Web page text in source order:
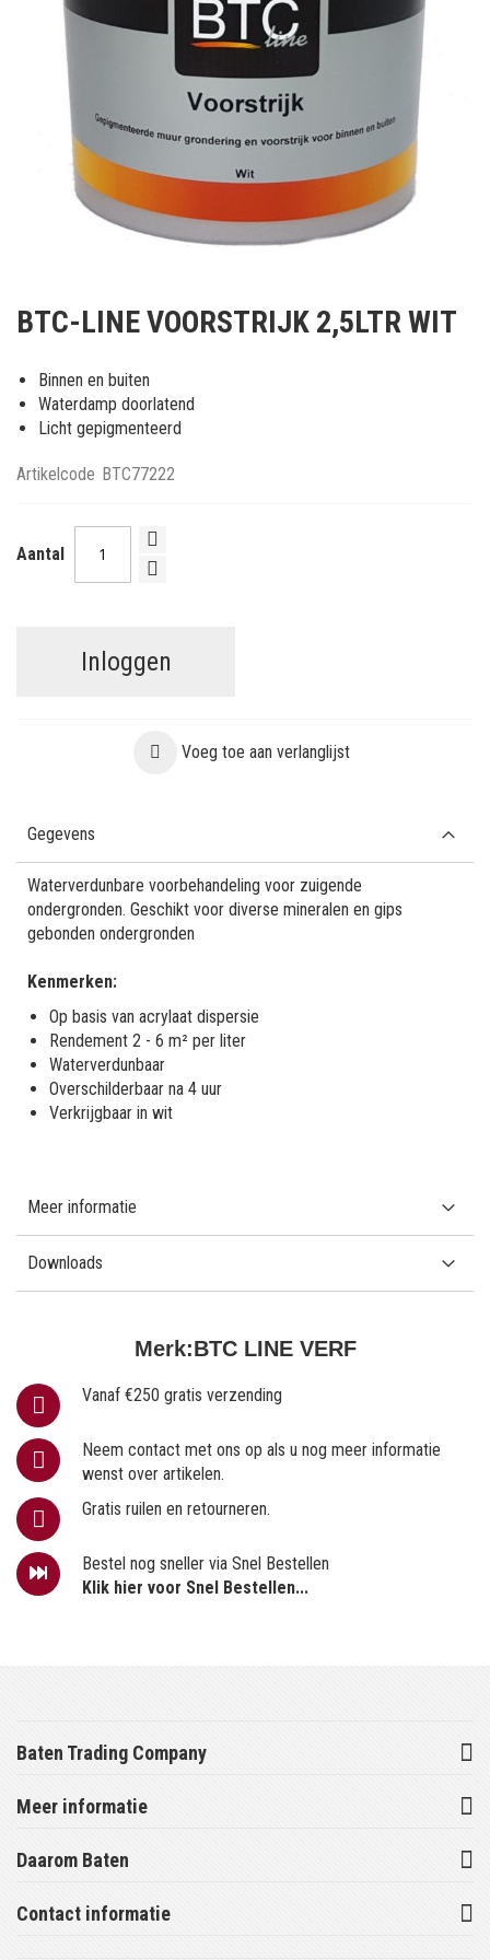
het
van
de
afbeeldingen-
BTC-LINE VOORSTRIJK 2,5LTR WIT
Binnen en buiten
Waterdamp doorlatend
Licht gepigmenteerd
Artikelcode BTC77222
Aantal
Inloggen
Voeg toe aan verlanglijst
Merk:BTC LINE VERF
Vanaf €250 gratis verzending
Neem contact met ons op als u nog meer informatie
wenst over artikelen.
Gratis ruilen en retourneren.
Bestel nog sneller via Snel Bestellen
Klik hier voor Snel Bestellen...
Gegevens
Waterverdunbare voorbehandeling voor zuigende
ondergronden. Geschikt voor diverse mineralen en gips
gebonden ondergronden
Kenmerken:
Op basis van acrylaat dispersie
Rendement 2 - 6 m² per liter
Waterverdunbaar
Overschilderbaar na 4 uur
Verkrijgbaar in wit
Meer informatie
Downloads
Baten Trading Company
Meer informatie
Daarom Baten
Contact informatie